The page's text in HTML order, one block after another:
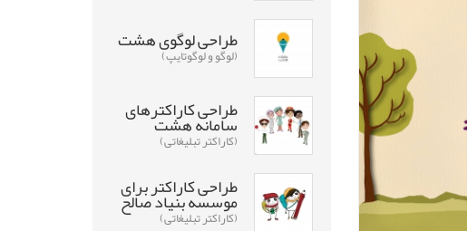
طراحی لوگوی هشت
(لوگو و لوگوتایپ)
طراحی کاراکترهای
سامانه هشت
(کاراکتر تبلیغاتی)
طراحی کاراکتر برای
موسسه بنیاد صالح
(کاراکتر تبلیغاتی)